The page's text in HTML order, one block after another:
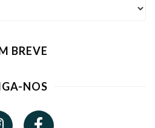
BREVE
NOS